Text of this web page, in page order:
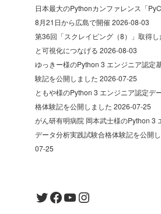
日本最大のPythonカンファレンス「
8月21日から広島で開催2026-08-03
第36回「スクレイピング（8）」取得
と可視化につなげる 2026-08-03
ゆっきー様のPython 3 エンジニア認定
験記を公開しました 2026-07-25
ともや様のPython 3 エンジニア認定デ
格体験記を公開しました 2026-07-25
がん研有明病院 岡本武士様のPython 3
データ分析実践試験合格体験記を公開
07-25
Twitter
Facebook
YouTube
Instagram